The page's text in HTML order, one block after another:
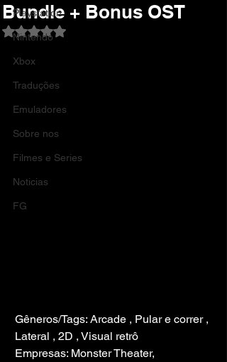
Playstation
Nintendo
Xbox
Traduções
Emuladores
Sobre nos
Filmes e Series
Noticias
FG
Bundle + Bonus OST
Avaliado com NaN de 5 estrelas.
Gêneros/Tags: Arcade , Pular e correr ,
Lateral , 2D , Visual retrô
Empresas: Monster Theater,